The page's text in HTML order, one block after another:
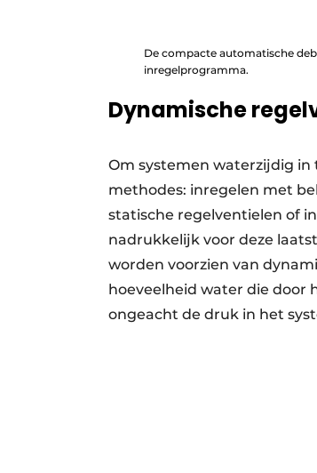
De compacte automatische
inregelprogramma.
Dynamische
Om systemen waterzijdig in
methodes: inregelen met
statische regelventielen of
nadrukkelijk voor deze
worden voorzien van
hoeveelheid water die door
ongeacht de druk in het